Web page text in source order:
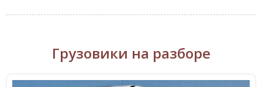
Грузовики на разборе